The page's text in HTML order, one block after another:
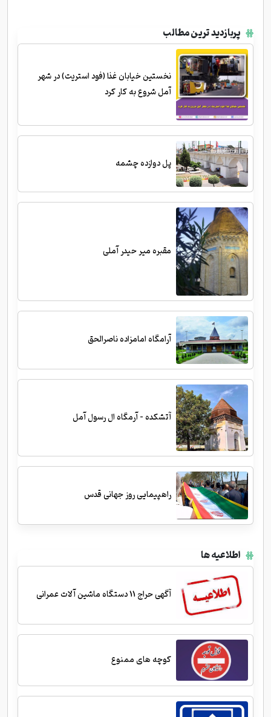
پربازدید ترین مطالب
نخستین خیابان غذا (فود استریت) در شهر
آمل شروع به کار کرد
پل دوازده چشمه
مقبره میر حیدر آملی
آرامگاه امامزاده ناصرالحق
آتشکده - آرمگاه ال رسول آمل
راهپیمایی روز جهانی قدس
اطلاعیه ها
آگهی حراج 11 دستگاه ماشین آلات عمرانی
کوچه های ممنوع